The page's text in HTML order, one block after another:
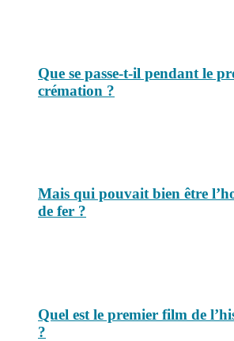
Que se passe-t-il pendant le
crémation ?
Mais qui pouvait bien être
de fer ?
Quel est le premier film de
?